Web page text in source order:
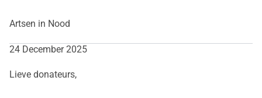
Artsen in Nood
24 December 2025
Lieve donateurs,